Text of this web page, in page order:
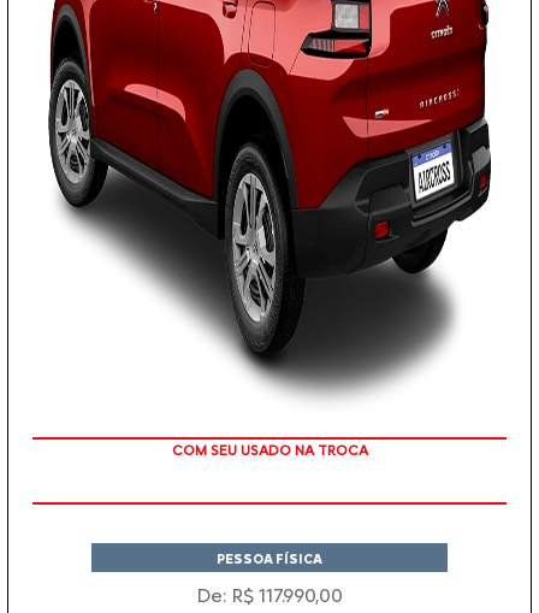
TAXA ZERO EM 12X
PESSOA FÍSICA
De: R$ 117.990,00